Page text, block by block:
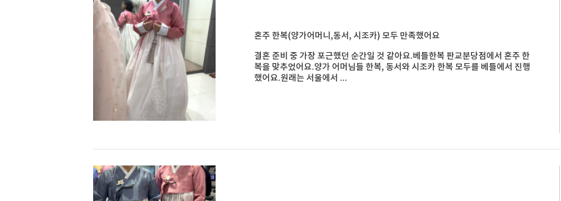
혼주 한복(양가어머니,동서, 시조카) 모두 만족했어요
결혼 준비 중 가장 포근했던 순간일 것 같아요.베틀한복 판교분당점에서 혼주 한
복을 맞추었어요.양가 어머님들 한복, 동서와 시조카 한복 모두를 베틀에서 진행
했어요.원래는 서울에서 ...